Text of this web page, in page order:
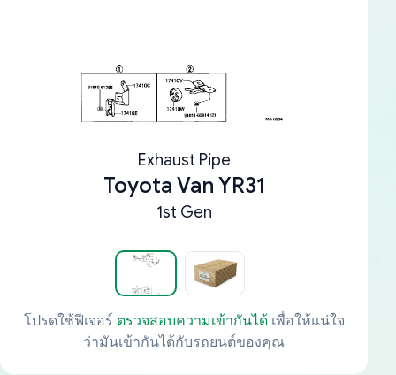
Exhaust Pipe
Toyota Van YR31
1st Gen
โปรดใช้ฟีเจอร์ ตรวจสอบความเข้ากันได้เพื่อให้แน่ใจ
ว่ามันเข้ากันได้กับรถยนต์ของคุณ